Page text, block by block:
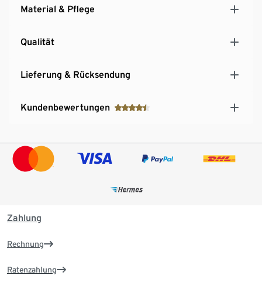
Material & Pflege
Qualität
Lieferung & Rücksendung
Kundenbewertungen
Zahlung
Rechnung
Ratenzahlung